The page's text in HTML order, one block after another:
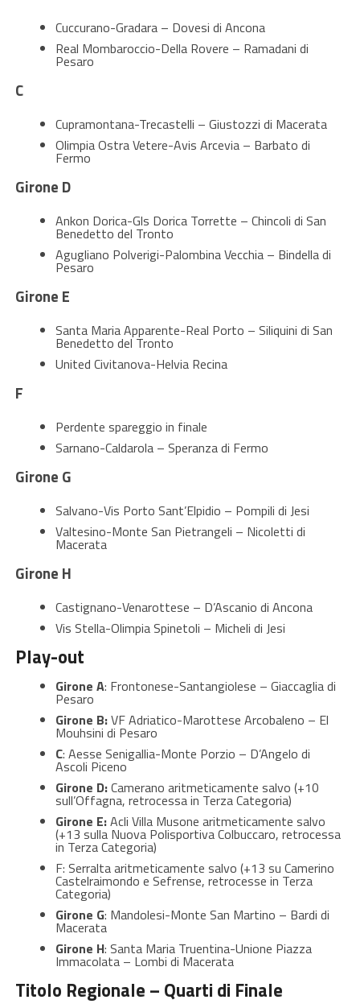
Cuccurano-Gradara – Dovesi di Ancona
Real Mombaroccio-Della Rovere – Ramadani di
Pesaro
C
Cupramontana-Trecastelli – Giustozzi di Macerata
Olimpia Ostra Vetere-Avis Arcevia – Barbato di
Fermo
Girone D
Ankon Dorica-Gls Dorica Torrette – Chincoli di San
Benedetto del Tronto
Agugliano Polverigi-Palombina Vecchia – Bindella di
Pesaro
Girone E
Santa Maria Apparente-Real Porto – Siliquini di San
Benedetto del Tronto
United Civitanova-Helvia Recina
F
Perdente spareggio in finale
Sarnano-Caldarola – Speranza di Fermo
Girone G
Salvano-Vis Porto Sant’Elpidio – Pompili di Jesi
Valtesino-Monte San Pietrangeli – Nicoletti di
Macerata
Girone H
Castignano-Venarottese – D’Ascanio di Ancona
Vis Stella-Olimpia Spinetoli – Micheli di Jesi
Play-out
Girone A: Frontonese-Santangiolese – Giaccaglia di
Pesaro
Girone B:VF Adriatico-Marottese Arcobaleno – El
Mouhsini di Pesaro
C: Aesse Senigallia-Monte Porzio – D’Angelo di
Ascoli Piceno
Girone D:Camerano aritmeticamente salvo (+10
sull’Offagna, retrocessa in Terza Categoria)
Girone E:Acli Villa Musone aritmeticamente salvo
(+13 sulla Nuova Polisportiva Colbuccaro, retrocessa
in Terza Categoria)
F: Serralta aritmeticamente salvo (+13 su Camerino
Castelraimondo e Sefrense, retrocesse in Terza
Categoria)
Girone G: Mandolesi-Monte San Martino – Bardi di
Macerata
Girone H: Santa Maria Truentina-Unione Piazza
Immacolata – Lombi di Macerata
Titolo Regionale – Quarti di Finale